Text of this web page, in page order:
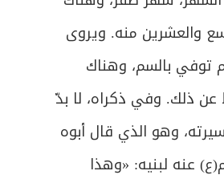
والعشرين منه. ويروى
توفي بالسم، وهناك
ذلك. وفي ذكراه، لا بدّ
وهو الذي قال أبوه
عنه لبنيه: «وهذا